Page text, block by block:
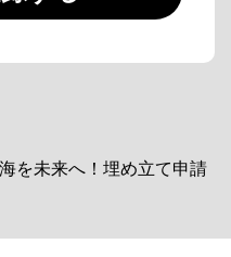
を未来へ！埋め立て申請